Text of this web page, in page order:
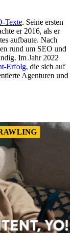
Texte. Seine ersten
er 2016, als er
aufbaute. Nach
rund um SEO und
Im Jahr 2022
Erfolg, die sich auf
Agenturen und